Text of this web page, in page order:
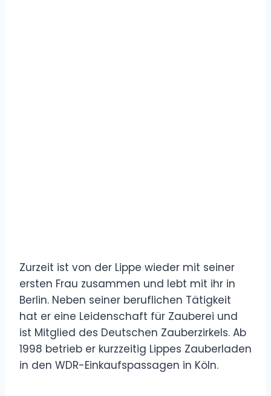
Zurzeit ist von der Lippe wieder mit seiner
ersten Frau zusammen und lebt mit ihr in
Berlin. Neben seiner beruflichen Tätigkeit
hat er eine Leidenschaft für Zauberei und
ist Mitglied des Deutschen Zauberzirkels. Ab
1998 betrieb er kurzzeitig Lippes Zauberladen
in den WDR-Einkaufspassagen in Köln.